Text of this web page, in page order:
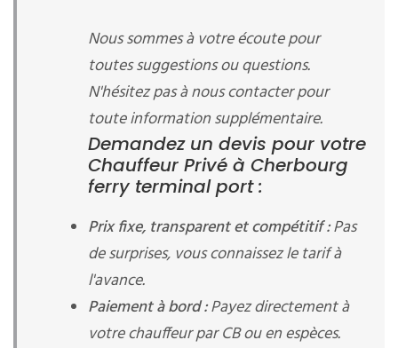
Nous sommes à votre écoute pour
toutes suggestions ou questions.
N'hésitez pas à nous contacter pour
toute information supplémentaire.
Demandez un devis pour votre
Chauffeur Privé à Cherbourg
ferry terminal port :
Prix fixe, transparent et compétitif :Pas
de surprises, vous connaissez le tarif à
l'avance.
Paiement à bord :Payez directement à
votre chauffeur par CB ou en espèces.